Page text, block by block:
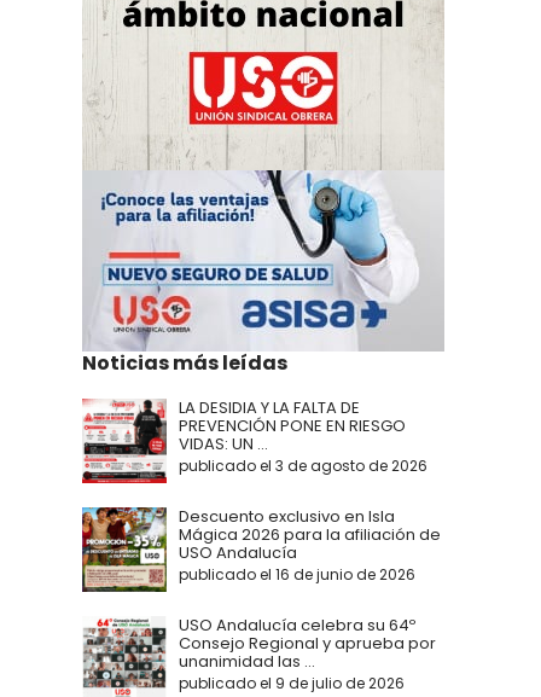
Noticias más leídas
LA DESIDIA Y LA FALTA DE
PREVENCIÓN PONE EN RIESGO
VIDAS: UN ...
publicado el 3 de agosto de 2026
Descuento exclusivo en Isla
Mágica 2026 para la afiliación de
USO Andalucía
publicado el 16 de junio de 2026
USO Andalucía celebra su 64º
Consejo Regional y aprueba por
unanimidad las ...
publicado el 9 de julio de 2026